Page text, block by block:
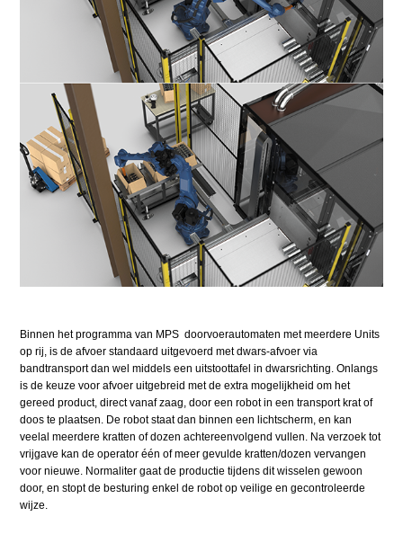
Binnen het programma van MPS doorvoerautomaten met meerdere Units
op rij, is de afvoer standaard uitgevoerd met dwars-afvoer via
bandtransport dan wel middels een uitstoottafel in dwarsrichting. Onlangs
is de keuze voor afvoer uitgebreid met de extra mogelijkheid om het
gereed product, direct vanaf zaag, door een robot in een transport krat of
doos te plaatsen. De robot staat dan binnen een lichtscherm, en kan
veelal meerdere kratten of dozen achtereenvolgend vullen. Na verzoek tot
vrijgave kan de operator één of meer gevulde kratten/dozen vervangen
voor nieuwe. Normaliter gaat de productie tijdens dit wisselen gewoon
door, en stopt de besturing enkel de robot op veilige en gecontroleerde
wijze.